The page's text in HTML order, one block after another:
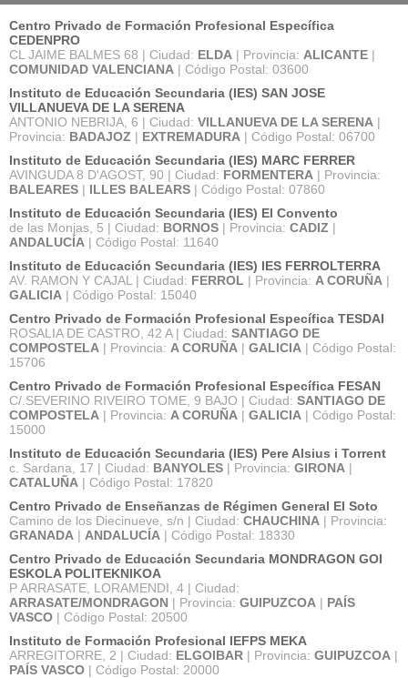
Centro Privado de Formación Profesional Específica
CEDENPRO
CL JAIME BALMES 68 | Ciudad: ELDA | Provincia: ALICANTE |
COMUNIDAD VALENCIANA | Código Postal: 03600
Instituto de Educación Secundaria (IES) SAN JOSE
VILLANUEVA DE LA SERENA
ANTONIO NEBRIJA, 6 | Ciudad: VILLANUEVA DE LA SERENA |
Provincia: BADAJOZ | EXTREMADURA | Código Postal: 06700
Instituto de Educación Secundaria (IES) MARC FERRER
AVINGUDA 8 D'AGOST, 90 | Ciudad: FORMENTERA | Provincia:
BALEARES | ILLES BALEARS | Código Postal: 07860
Instituto de Educación Secundaria (IES) El Convento
de las Monjas, 5 | Ciudad: BORNOS | Provincia: CADIZ |
ANDALUCÍA | Código Postal: 11640
Instituto de Educación Secundaria (IES) IES FERROLTERRA
AV. RAMON Y CAJAL | Ciudad: FERROL | Provincia: A CORUÑA |
GALICIA | Código Postal: 15040
Centro Privado de Formación Profesional Específica TESDAI
ROSALIA DE CASTRO, 42 A | Ciudad: SANTIAGO DE
COMPOSTELA | Provincia: A CORUÑA | GALICIA | Código Postal:
15706
Centro Privado de Formación Profesional Específica FESAN
C/.SEVERINO RIVEIRO TOME, 9 BAJO | Ciudad: SANTIAGO DE
COMPOSTELA | Provincia: A CORUÑA | GALICIA | Código Postal:
15000
Instituto de Educación Secundaria (IES) Pere Alsius i Torrent
c. Sardana, 17 | Ciudad: BANYOLES | Provincia: GIRONA |
CATALUÑA | Código Postal: 17820
Centro Privado de Enseñanzas de Régimen General El Soto
Camino de los Diecinueve, s/n | Ciudad: CHAUCHINA | Provincia:
GRANADA | ANDALUCÍA | Código Postal: 18330
Centro Privado de Educación Secundaria MONDRAGON GOI
ESKOLA POLITEKNIKOA
P ARRASATE, LORAMENDI, 4 | Ciudad:
ARRASATE/MONDRAGON | Provincia: GUIPUZCOA | PAÍS
VASCO | Código Postal: 20500
Instituto de Formación Profesional IEFPS MEKA
ARREGITORRE, 2 | Ciudad: ELGOIBAR | Provincia: GUIPUZCOA |
PAÍS VASCO | Código Postal: 20000